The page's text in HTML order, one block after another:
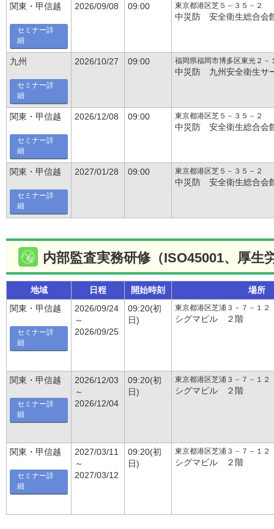
関東・甲信越
セミナー詳
細
2026/09/08 09:00 東京都港区芝５－３５－２
中災防 安全衛生総合会
九州
セミナー詳
細
2026/10/27 09:00 福岡県福岡市博多区東光２－
中災防 九州安全衛生サ
関東・甲信越
セミナー詳
細
2026/12/08 09:00 東京都港区芝５－３５－２
中災防 安全衛生総合会
関東・甲信越
セミナー詳
細
2027/01/28 09:00 東京都港区芝５－３５－２
中災防 安全衛生総合会
内部監査実務研修（ISO45001、厚生
地域 日程 開始時刻
場所
関東・甲信越
セミナー詳
細
2026/09/24
～
2026/09/25
09:20(初
日)
東京都港区芝浦３－７－１２
シグマビル ２階
関東・甲信越
セミナー詳
細
2026/12/03
～
2026/12/04
09:20(初
日)
東京都港区芝浦３－７－１２
シグマビル ２階
関東・甲信越
セミナー詳
細
2027/03/11
～
2027/03/12
09:20(初
日)
東京都港区芝浦３－７－１２
シグマビル ２階